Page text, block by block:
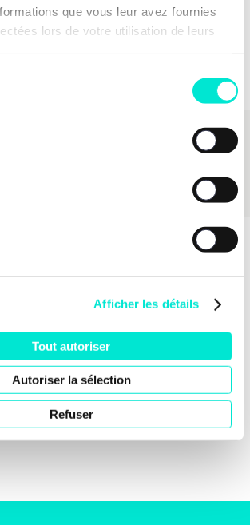
que vous leur avez fournies
lors de votre utilisation de leurs
Afficher les détails
Tout autoriser
Autoriser la sélection
Refuser
TOUTES LES ACTUS